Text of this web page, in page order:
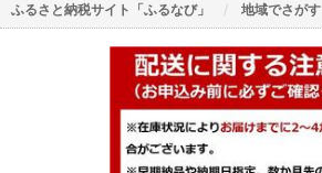
ふるさと納税サイト「ふるなび」 地域でさがす